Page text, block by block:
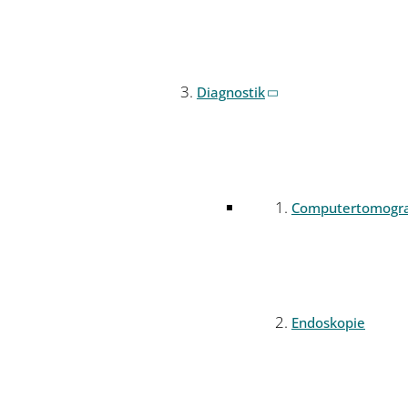
Diagnostik
Endoskopie